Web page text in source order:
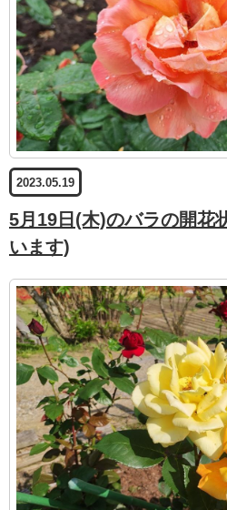
2023.05.19
5月19日(木)のバラの開花
います)